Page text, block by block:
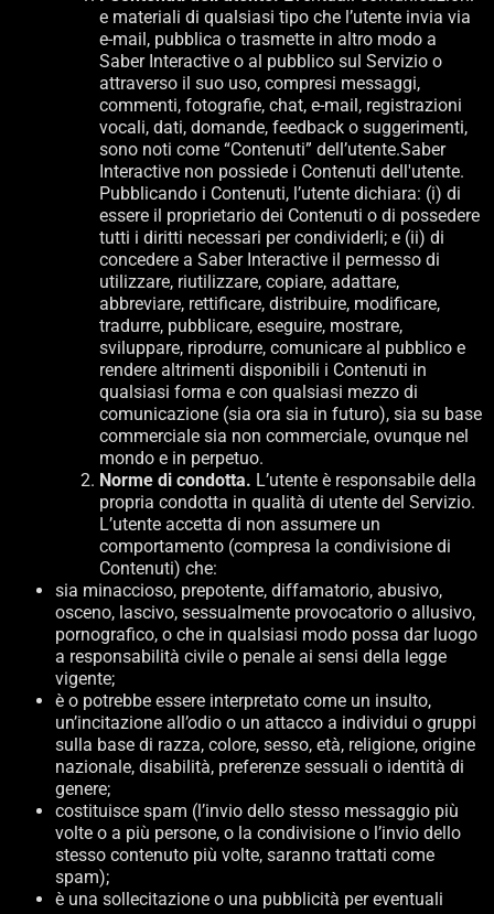
e materiali di qualsiasi tipo che l’utente invia via
e-mail, pubblica o trasmette in altro modo a
Saber Interactive o al pubblico sul Servizio o
attraverso il suo uso, compresi messaggi,
commenti, fotografie, chat, e-mail, registrazioni
vocali, dati, domande, feedback o suggerimenti,
sono noti come “Contenuti” dell’utente.Saber
Interactive non possiede i Contenuti dell'utente.
Pubblicando i Contenuti, l’utente dichiara: (i) di
essere il proprietario dei Contenuti o di possedere
tutti i diritti necessari per condividerli; e (ii) di
concedere a Saber Interactive il permesso di
utilizzare, riutilizzare, copiare, adattare,
abbreviare, rettificare, distribuire, modificare,
tradurre, pubblicare, eseguire, mostrare,
sviluppare, riprodurre, comunicare al pubblico e
rendere altrimenti disponibili i Contenuti in
qualsiasi forma e con qualsiasi mezzo di
comunicazione (sia ora sia in futuro), sia su base
commerciale sia non commerciale, ovunque nel
mondo e in perpetuo.
Norme di condotta. L’utente è responsabile della
propria condotta in qualità di utente del Servizio.
L’utente accetta di non assumere un
comportamento (compresa la condivisione di
Contenuti) che:
sia minaccioso, prepotente, diffamatorio, abusivo,
osceno, lascivo, sessualmente provocatorio o allusivo,
pornografico, o che in qualsiasi modo possa dar luogo
a responsabilità civile o penale ai sensi della legge
vigente;
è o potrebbe essere interpretato come un insulto,
un’incitazione all’odio o un attacco a individui o gruppi
sulla base di razza, colore, sesso, età, religione, origine
nazionale, disabilità, preferenze sessuali o identità di
genere;
costituisce spam (l’invio dello stesso messaggio più
volte o a più persone, o la condivisione o l’invio dello
stesso contenuto più volte, saranno trattati come
spam);
è una sollecitazione o una pubblicità per eventuali